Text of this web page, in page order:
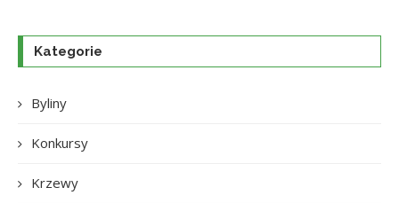
Kategorie
Byliny
Konkursy
Krzewy